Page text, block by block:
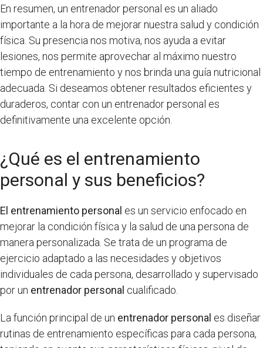
En resumen, un entrenador personal es un aliado
importante a la hora de mejorar nuestra salud y condición
física. Su presencia nos motiva, nos ayuda a evitar
lesiones, nos permite aprovechar al máximo nuestro
tiempo de entrenamiento y nos brinda una guía nutricional
adecuada. Si deseamos obtener resultados eficientes y
duraderos, contar con un entrenador personal es
definitivamente una excelente opción.
¿Qué es el entrenamiento
personal y sus beneficios?
El entrenamiento personal es un servicio enfocado en
mejorar la condición física y la salud de una persona de
manera personalizada. Se trata de un programa de
ejercicio adaptado a las necesidades y objetivos
individuales de cada persona, desarrollado y supervisado
por un entrenador personal cualificado.
La función principal de un entrenador personal es diseñar
rutinas de entrenamiento específicas para cada persona,